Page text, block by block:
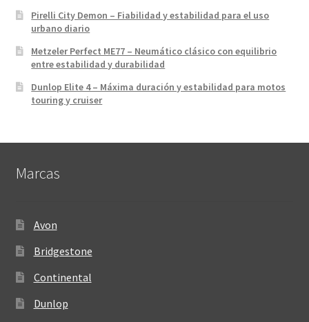
Pirelli City Demon – Fiabilidad y estabilidad para el uso
urbano diario
Metzeler Perfect ME77 – Neumático clásico con equilibrio
entre estabilidad y durabilidad
Dunlop Elite 4 – Máxima duración y estabilidad para motos
touring y cruiser
Marcas
Avon
Bridgestone
Continental
Dunlop